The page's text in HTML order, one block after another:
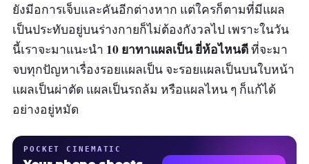
ยังมีอการเจ็บและคันอีกต่างหาก แต่ใครก็ตามที่มีแผล
เป็นประทับอยู่บนร่างกายก็ไม่ต้องกังวลไป เพราะในวัน
นี้เราจะมาแนะนำ 10 ยาทาแผลเป็น ยี่ห้อไหนดีที่จะมา
จบทุกปัญหาเรื่องรอยแผลเป็น จะรอยแผลเป็นบนใบหน้า
แผลเป็นผ่าตัด แผลเป็นรถล้ม หรือแผลไหน ๆ ก็แก้ได้
อย่างอยู่หมัด
POCKET CINEMATIC